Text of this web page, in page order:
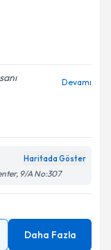
Devamı
Haritada Göster
9/A No:307
Daha Fazla